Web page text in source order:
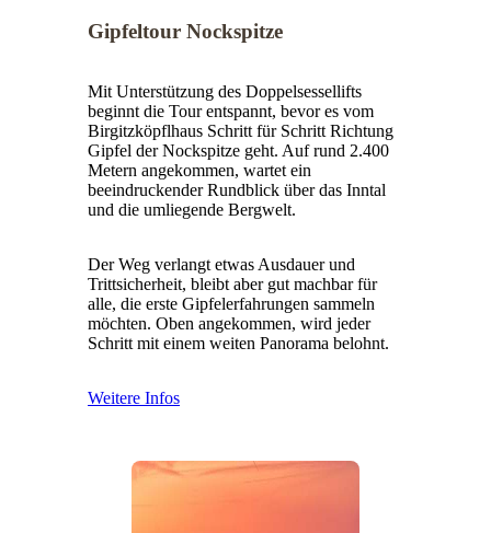
Gipfeltour Nockspitze
Mit Unterstützung des Doppelsessellifts
beginnt die Tour entspannt, bevor es vom
Birgitzköpflhaus Schritt für Schritt Richtung
Gipfel der Nockspitze geht. Auf rund 2.400
Metern angekommen, wartet ein
beeindruckender Rundblick über das Inntal
und die umliegende Bergwelt.
Der Weg verlangt etwas Ausdauer und
Trittsicherheit, bleibt aber gut machbar für
alle, die erste Gipfelerfahrungen sammeln
möchten. Oben angekommen, wird jeder
Schritt mit einem weiten Panorama belohnt.
Weitere Infos